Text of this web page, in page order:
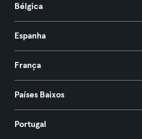
Bélgica
Espanha
França
Países Baixos
Portugal